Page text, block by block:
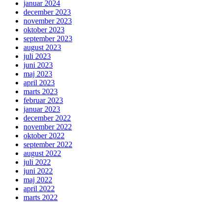
januar 2024
december 2023
november 2023
oktober 2023
september 2023
august 2023
juli 2023
juni 2023
maj 2023
april 2023
marts 2023
februar 2023
januar 2023
december 2022
november 2022
oktober 2022
september 2022
august 2022
juli 2022
juni 2022
maj 2022
april 2022
marts 2022